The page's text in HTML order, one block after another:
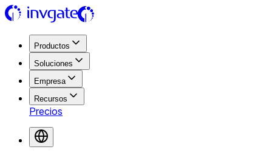
Productos
Soluciones
Empresa
Recursos
Precios